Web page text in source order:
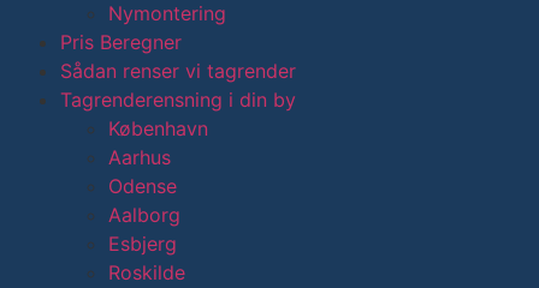
Nymontering
Pris Beregner
Sådan renser vi tagrender
Tagrenderensning i din by
København
Aarhus
Odense
Aalborg
Esbjerg
Roskilde